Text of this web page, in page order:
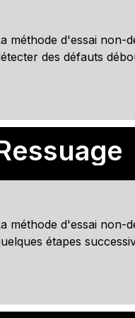
méthode d'essai non-
des défauts
méthode d'essai non-
étapes